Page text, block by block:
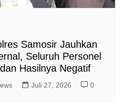
Samosir Jauhkan
Seluruh Personel
Hasilnya Negatif
Juli 27, 2026 0